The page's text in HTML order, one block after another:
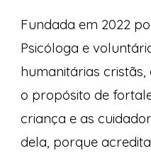
Fundada em 2022
Psicóloga e
humanitárias cristãs,
o propósito de
criança e as
dela, porque